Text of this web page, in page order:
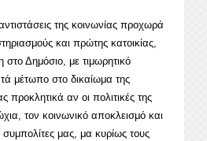
της κοινωνίας προχωρά
και πρώτης κατοικίας,
στο Δημόσιο, με τιμωρητικό
μέτωπο στο δικαίωμα της
προκλητικά αν οι πολιτικές της
τον κοινωνικό αποκλεισμό και
συμπολίτες μας, μα κυρίως τους